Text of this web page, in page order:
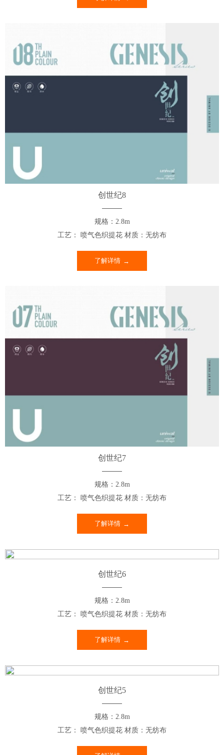
创世纪8
规格：2.8m
工艺： 喷气色织提花 材质：无纺布
了解详情
创世纪7
规格：2.8m
工艺： 喷气色织提花 材质：无纺布
了解详情
创世纪6
规格：2.8m
工艺： 喷气色织提花 材质：无纺布
了解详情
创世纪5
规格：2.8m
工艺： 喷气色织提花 材质：无纺布